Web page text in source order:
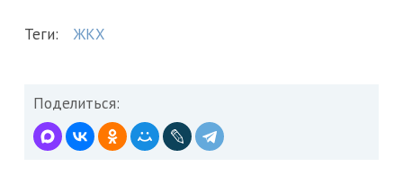
Теги: ЖКХ
Поделиться: